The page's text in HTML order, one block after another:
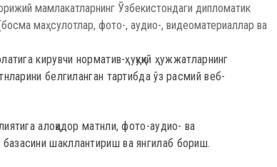
мамлакатларнинг Ўзбекистондаги дипломатик
маҳсулотлар, фото-, аудио-, видеоматериаллар ва
кирувчи норматив-ҳуқуқий ҳужжатларнинг
белгиланган тартибда ўз расмий веб-
алоқадор матнли, фото-аудио- ва
шакллантириш ва янгилаб бориш.